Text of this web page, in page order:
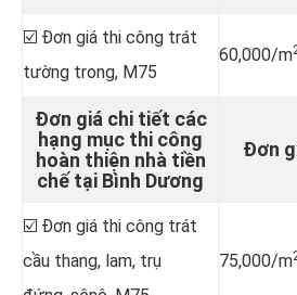
☑️ Đơn giá thi công trát
tường trong, M75
60,000/m
Đơn giá chi tiết các
hạng mục thi công
hoàn thiện nhà tiền
chế tại Bình Dương
Đơn
☑️ Đơn giá thi công trát
cầu thang, lam, trụ
75,000/m